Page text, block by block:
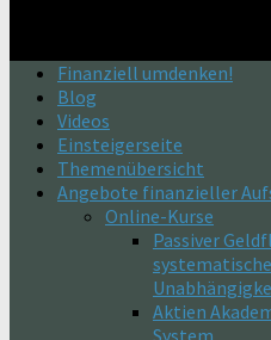
Finanziell umdenken!
Blog
Videos
Einsteigerseite
Themenübersicht
Angebote finanzieller
Online-Kurse
Passiver
Aktien
System